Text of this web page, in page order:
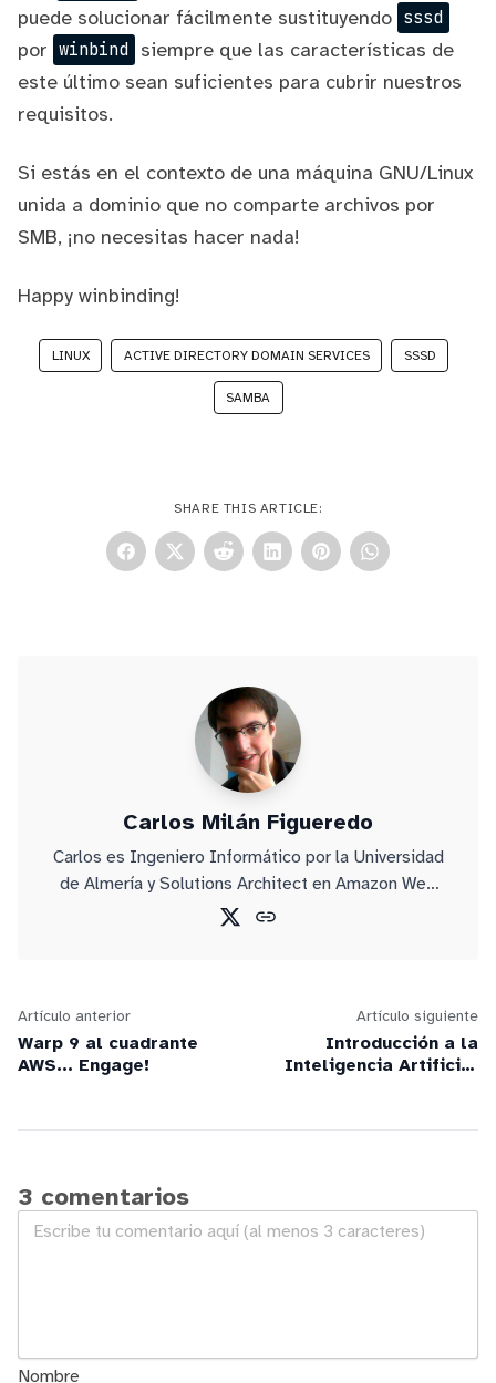
puede solucionar fácilmente sustituyendo sssd
por winbind siempre que las características de
este último sean suficientes para cubrir nuestros
requisitos.
Si estás en el contexto de una máquina GNU/Linux
unida a dominio que no comparte archivos por
SMB, ¡no necesitas hacer nada!
Happy winbinding!
LINUX ACTIVE DIRECTORY DOMAIN SERVICES SSSD
SAMBA
SHARE THIS ARTICLE:
Carlos Milán Figueredo
Carlos es Ingeniero Informático por la Universidad
de Almería y Solutions Architect en Amazon Web
Services.
Artículo anterior
Warp 9 al cuadrante
AWS... Engage!
Artículo siguiente
Introducción a la
Inteligencia Artificial
3 comentarios
Nombre